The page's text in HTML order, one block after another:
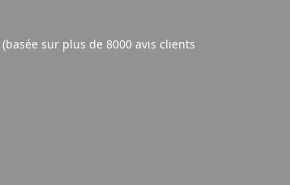
(basée sur plus de 8000 avis clients